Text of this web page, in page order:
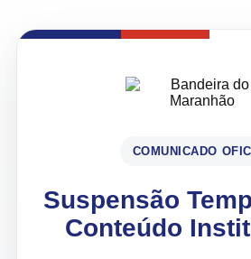
COMUNICADO
Suspensão
Conteúdo